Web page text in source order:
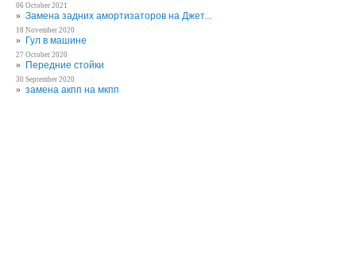
06 October 2021
» Замена задних амортизаторов на Джет...
18 November 2020
» Гул в машине
27 October 2020
» Передние стойки
30 September 2020
» замена акпп на мкпп